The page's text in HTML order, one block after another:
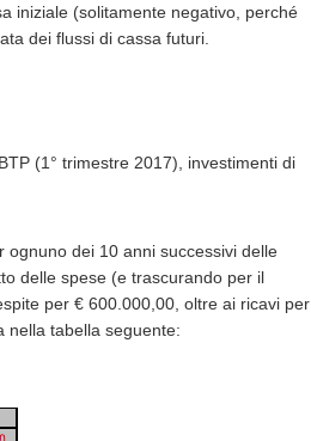
iniziale (solitamente negativo, perché
dei flussi di cassa futuri.
(1° trimestre 2017), investimenti di
ognuno dei 10 anni successivi delle
delle spese (e trascurando per il
per € 600.000,00, oltre ai ricavi per
nella tabella seguente: